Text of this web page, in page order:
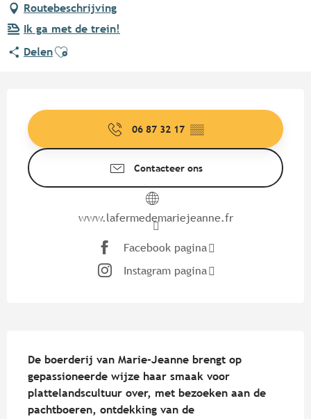
Routebeschrijving
Ik ga met de trein!
DelenAjouter aux favoris
06 87 32 17 ▒▒
Contacteer ons
www.lafermedemariejeanne.fr
Facebook pagina
Instagram pagina
De boerderij van Marie-Jeanne brengt op
gepassioneerde wijze haar smaak voor
plattelandscultuur over, met bezoeken aan de
pachtboeren, ontdekking van de